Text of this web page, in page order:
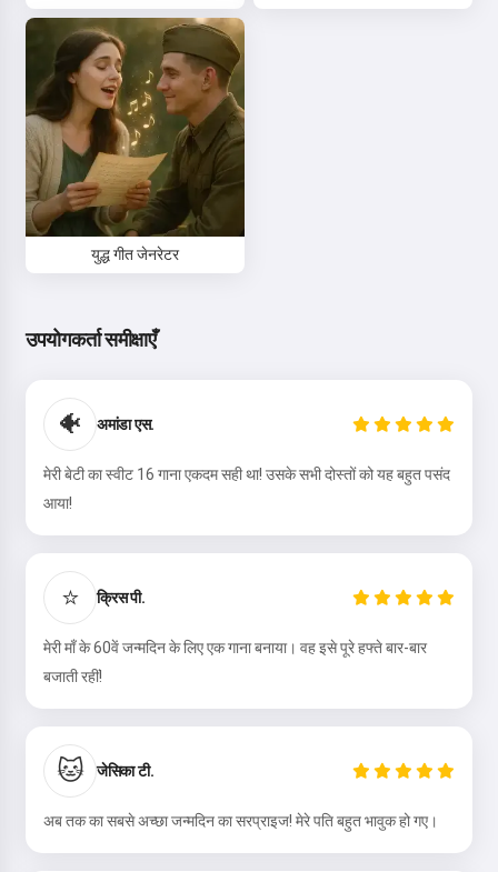
युद्ध गीत जेनरेटर
उपयोगकर्ता समीक्षाएँ
🐠 अमांडा एस.
मेरी बेटी का स्वीट 16 गाना एकदम सही था! उसके सभी दोस्तों को यह बहुत पसंद
आया!
⭐ क्रिस पी.
मेरी माँ के 60वें जन्मदिन के लिए एक गाना बनाया। वह इसे पूरे हफ्ते बार-बार
बजाती रहीं!
🐱 जेसिका टी.
अब तक का सबसे अच्छा जन्मदिन का सरप्राइज! मेरे पति बहुत भावुक हो गए।